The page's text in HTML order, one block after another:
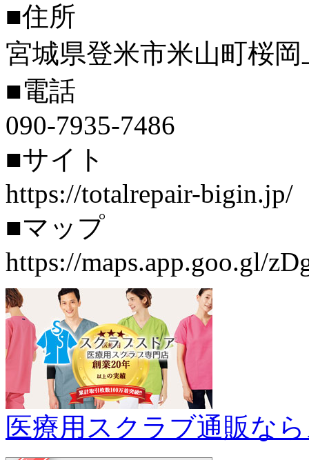
■住所
宮城県登米市米山町桜
■電話
090-7935-7486
■サイト
https://totalrepair-bigin.jp/
■マップ
https://maps.app.goo.gl/
医療用スクラブ通販な